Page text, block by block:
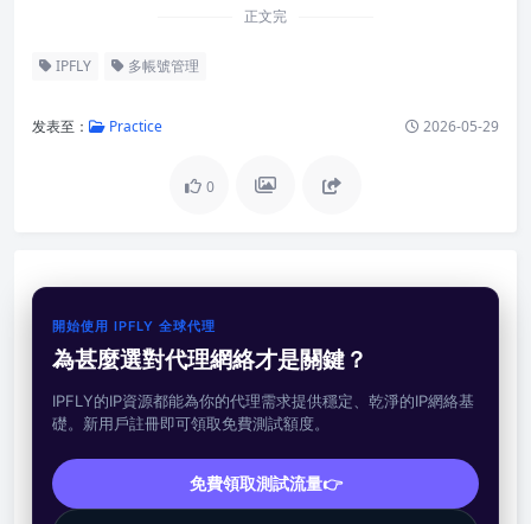
正文完
IPFLY 多帳號管理
发表至： Practice 2026-05-29
0
開始使用 IPFLY 全球代理
為甚麼選對代理網絡才是關鍵？
IPFLY的IP資源都能為你的代理需求提供穩定、乾淨的IP網絡基
礎。新用戶註冊即可領取免費測試額度。
免費領取測試流量👉